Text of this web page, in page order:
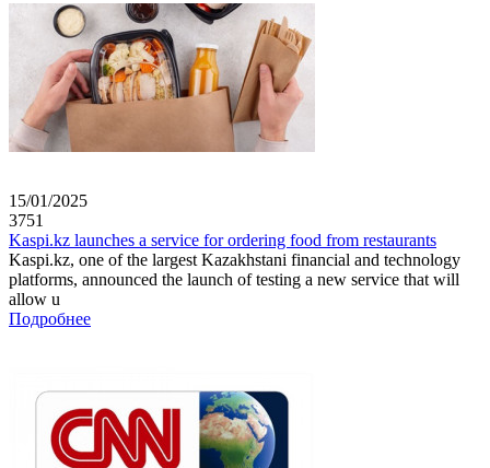
15/01/2025
3751
Kaspi.kz launches a service for ordering food from restaurants
Kaspi.kz, one of the largest Kazakhstani financial and technology
platforms, announced the launch of testing a new service that will
allow u
Подробнее